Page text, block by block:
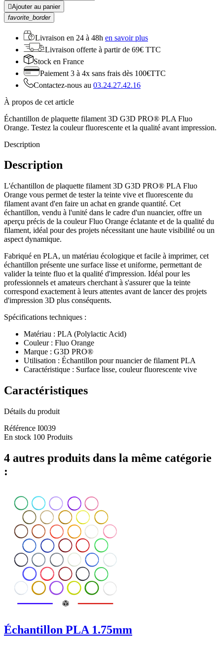
Ajouter au panier
favorite_border
Livraison en 24 à 48h en savoir plus
Livraison offerte à partir de 69€ TTC
Stock en France
Paiement 3 à 4x sans frais dès 100€TTC
Contactez-nous au 03.24.27.42.16
À propos de cet article
Échantillon de plaquette filament 3D G3D PRO® PLA Fluo
Orange. Testez la couleur fluorescente et la qualité avant impression.
Description
Description
L'échantillon de plaquette filament 3D G3D PRO® PLA Fluo
Orange vous permet de tester la teinte vive et fluorescente du
filament avant d'en faire un achat en grande quantité. Cet
échantillon, vendu à l'unité dans le cadre d'un nuancier, offre un
aperçu précis de la couleur Fluo Orange éclatante et de la qualité du
filament, idéal pour des projets nécessitant une haute visibilité ou un
aspect dynamique.
Fabriqué en PLA, un matériau écologique et facile à imprimer, cet
échantillon présente une surface lisse et uniforme, permettant de
valider la teinte fluo et la qualité d'impression. Idéal pour les
professionnels et amateurs cherchant à s'assurer que la teinte
correspond exactement à leurs attentes avant de lancer des projets
d'impression 3D plus conséquents.
Spécifications techniques :
Matériau : PLA (Polylactic Acid)
Couleur : Fluo Orange
Marque : G3D PRO®
Utilisation : Échantillon pour nuancier de filament PLA
Caractéristique : Surface lisse, couleur fluorescente vive
Caractéristiques
Détails du produit
Référence I0039
En stock 100 Produits
4 autres produits dans la même catégorie
:
Échantillon PLA 1.75mm